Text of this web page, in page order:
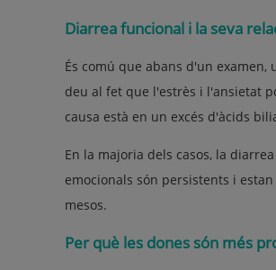
Diarrea funcional i la seva
És comú que abans d'un
deu al fet que l'estrès i l'ansietat
causa està en un excés d'àcids
En la majoria dels casos, la
emocionals són persistents i
mesos.
Per què les dones són més